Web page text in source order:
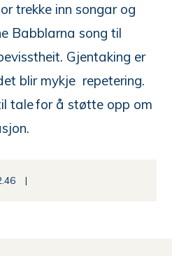
trekke inn songar og
Babblarna song til
Gjentaking er
blir mykje repetering.
tale for å støtte opp om